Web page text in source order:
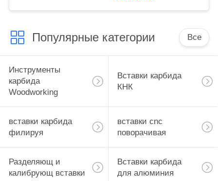
Популярные категории Все
Инструменты
карбида
Woodworking
Вставки карбида
КНК
вставки карбида
филируя
вставки cnc
поворачивая
Разделяющ и
калибрующ вставки
Вставки карбида
для алюминия